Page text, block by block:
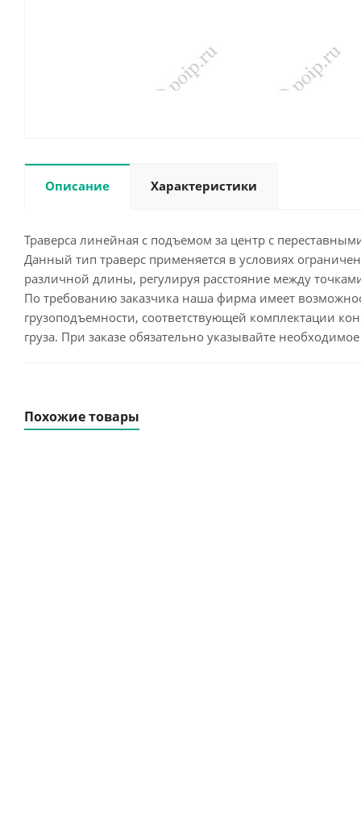
Описание Характеристики
Траверса линейная с подъемом за центр с
Данный тип траверс применяется в условиях
различной длины, регулируя расстояние между
По требованию заказчика наша фирма имеет
грузоподъемности, соответствующей комплектации
груза. При заказе обязательно указывайте
Похожие товары